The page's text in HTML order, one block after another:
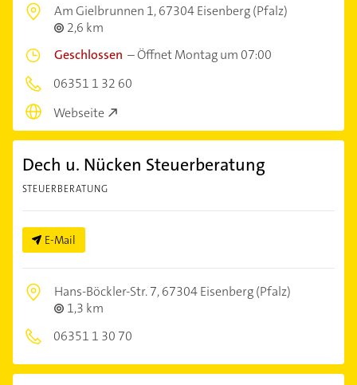
Am Gielbrunnen 1,67304 Eisenberg (Pfalz)
2,6 km
Geschlossen –Öffnet Montag um 07:00
06351 1 32 60
Webseite
Dech u. Nücken Steuerberatung
STEUERBERATUNG
E-Mail
Hans-Böckler-Str. 7,67304 Eisenberg (Pfalz)
1,3 km
06351 1 30 70